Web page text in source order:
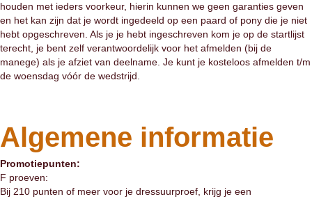
houden met ieders voorkeur, hierin kunnen we geen garanties geven
en het kan zijn dat je wordt ingedeeld op een paard of pony die je niet
hebt opgeschreven. Als je je hebt ingeschreven kom je op de startlijst
terecht, je bent zelf verantwoordelijk voor het afmelden (bij de
manege) als je afziet van deelname. Je kunt je kosteloos afmelden t/m
de woensdag vóór de wedstrijd.
Algemene informatie
Promotiepunten:
F proeven:
Bij 210 punten of meer voor je dressuurproef, krijg je een